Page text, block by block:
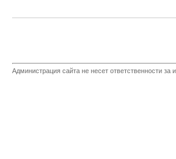
Администрация сайта не несет ответственности